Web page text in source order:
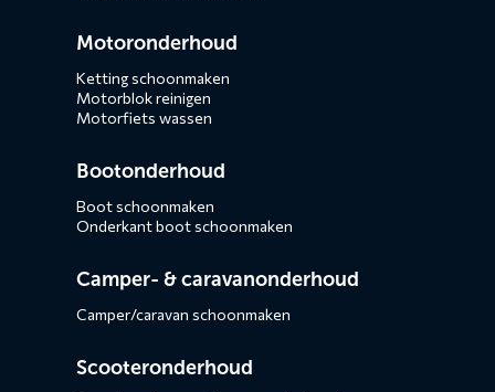
Motoronderhoud
Ketting schoonmaken
Motorblok reinigen
Motorfiets wassen
Bootonderhoud
Boot schoonmaken
Onderkant boot schoonmaken
Camper- & caravanonderhoud
Camper/caravan schoonmaken
Scooteronderhoud